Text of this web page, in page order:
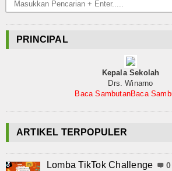
Struktur Organisasi
Kegiatan Sekolah
Pembelajaran Jarak Jauh
PRINCIPAL
Kepala Sekolah
Drs. Winarno
Baca SambutanBaca
ARTIKEL TERPOPULER
Lomba TikTok Challenge 0